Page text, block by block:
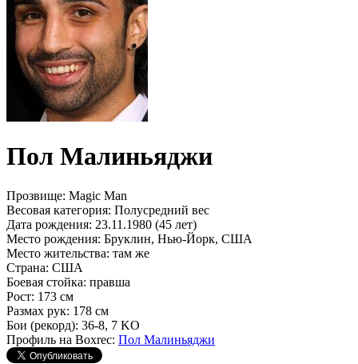
Пол Малиньяджи
Прозвище: Magic Man
Весовая категория: Полусредний вес
Дата рождения: 23.11.1980 (45 лет)
Место рождения: Бруклин, Нью-Йорк, США
Место жительства: там же
Страна: США
Боевая стойка: правша
Рост: 173 см
Размах рук: 178 см
Бои (рекорд): 36-8, 7 KO
Профиль на Boxrec: Пол Малиньяджи